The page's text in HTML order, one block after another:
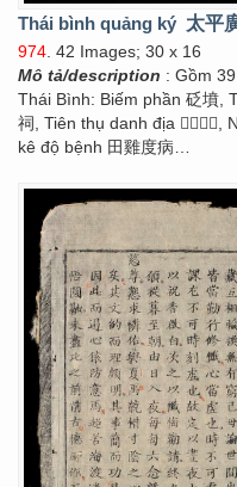
Thái bình quảng ký 太平
974 . 42 Images; 30 x 16
Mô tả/description : Gồm
Thái Bình: Biếm phần 砭墳,
祠, Tiên thụ danh địa 𠎣授名
kê độ bệnh 田雞度病…